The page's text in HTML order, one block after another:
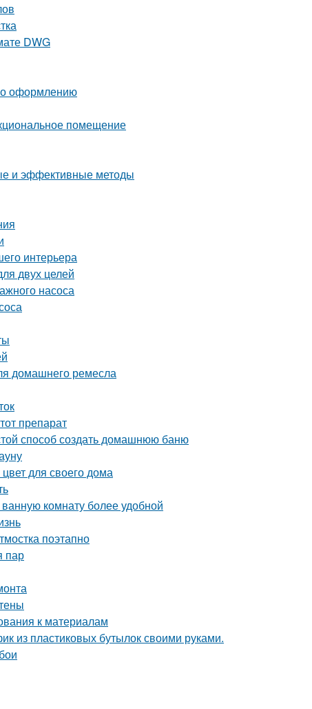
DWG
оформлению
помещение
и эффективные методы
интерьера
двух целей
насоса
домашнего ремесла
препарат
способ создать домашнюю баню
для своего дома
комнату более удобной
поэтапно
пар
к материалам
из пластиковых бутылок своими руками.